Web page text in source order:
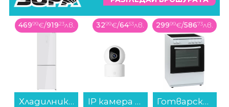
46999€/91923лв.
Хладилник с фризер Finlux FBN340W GLASS , 322 l, E , No Frost , Бяло стъкло...
3299€/6453лв.
IP камера Xiaomi C302 BHR08SVGL...
29999€/58673лв.
Готварска печка (ток) Crown 60C3MA , Бял , Керамични...